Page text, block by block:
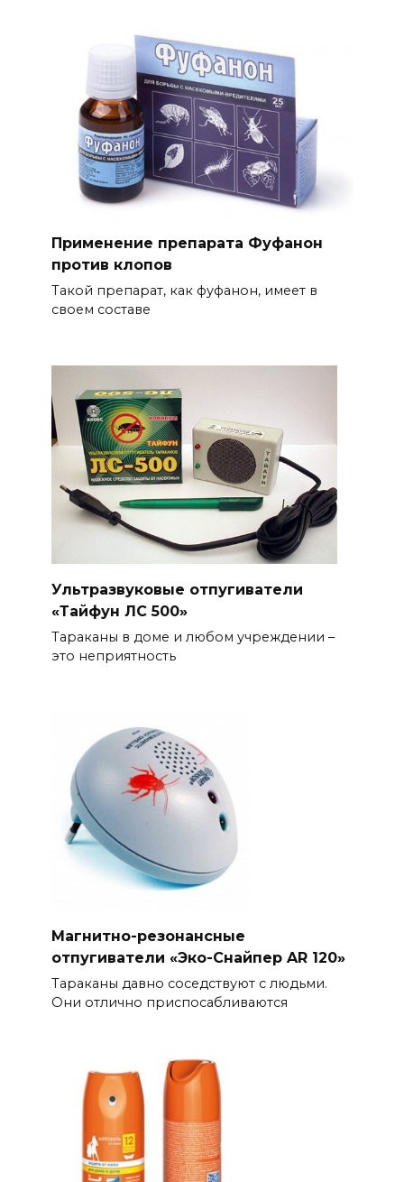
Применение препарата Фуфанон
против клопов
Такой препарат, как фуфанон, имеет в
своем составе
Ультразвуковые отпугиватели
«Тайфун ЛС 500»
Тараканы в доме и любом учреждении –
это неприятность
Магнитно-резонансные
отпугиватели «Эко-Снайпер AR 120»
Тараканы давно соседствуют с людьми.
Они отлично приспосабливаются